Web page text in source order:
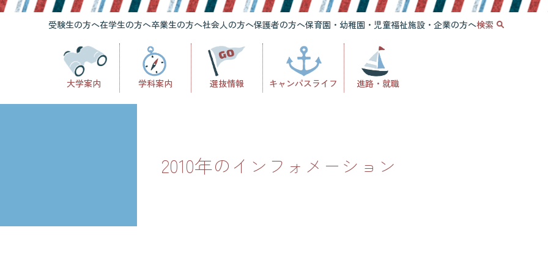
受験生の方へ在学生の方へ卒業生の方へ社会人の方へ保護者の方へ保育園・幼稚園・児童福祉施設・企業の方へ検索
大学案内 学科案内 選抜情報 キャンパスライフ 進路・就職
2010年のインフォメーション